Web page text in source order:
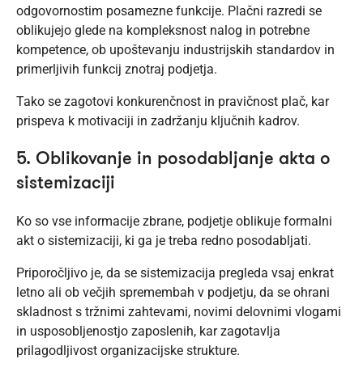
odgovornostim posamezne funkcije. Plačni razredi se
oblikujejo glede na kompleksnost nalog in potrebne
kompetence, ob upoštevanju industrijskih standardov in
primerljivih funkcij znotraj podjetja.
Tako se zagotovi konkurenčnost in pravičnost plač, kar
prispeva k motivaciji in zadržanju ključnih kadrov.
5. Oblikovanje in posodabljanje akta o
sistemizaciji
Ko so vse informacije zbrane, podjetje oblikuje formalni
akt o sistemizaciji, ki ga je treba redno posodabljati.
Priporočljivo je, da se sistemizacija pregleda vsaj enkrat
letno ali ob večjih spremembah v podjetju, da se ohrani
skladnost s tržnimi zahtevami, novimi delovnimi vlogami
in usposobljenostjo zaposlenih, kar zagotavlja
prilagodljivost organizacijske strukture.